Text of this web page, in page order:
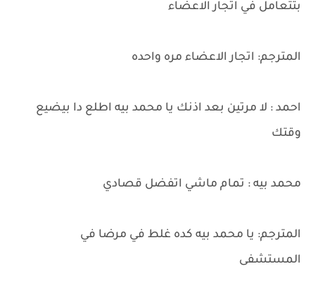
بتتعامل في اتجار الاعضاء
المترجم: اتجار الاعضاء مره واحده
احمد : لا مرتين بعد اذنك يا محمد بيه اطلع دا بيضيع
وقتك
محمد بيه : تمام ماشي اتفضل قصادي
المترجم: يا محمد بيه كده غلط في مرضا في
المستشفى